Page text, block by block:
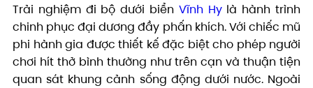
Trải nghiệm đi bộ dưới biển Vĩnh Hylà hành trình
chinh phục đại dương đầy phấn khích. Với chiếc mũ
phi hành gia được thiết kế đặc biệt cho phép người
chơi hít thở bình thường như trên cạn và thuận tiện
quan sát khung cảnh sống động dưới nước. Ngoài